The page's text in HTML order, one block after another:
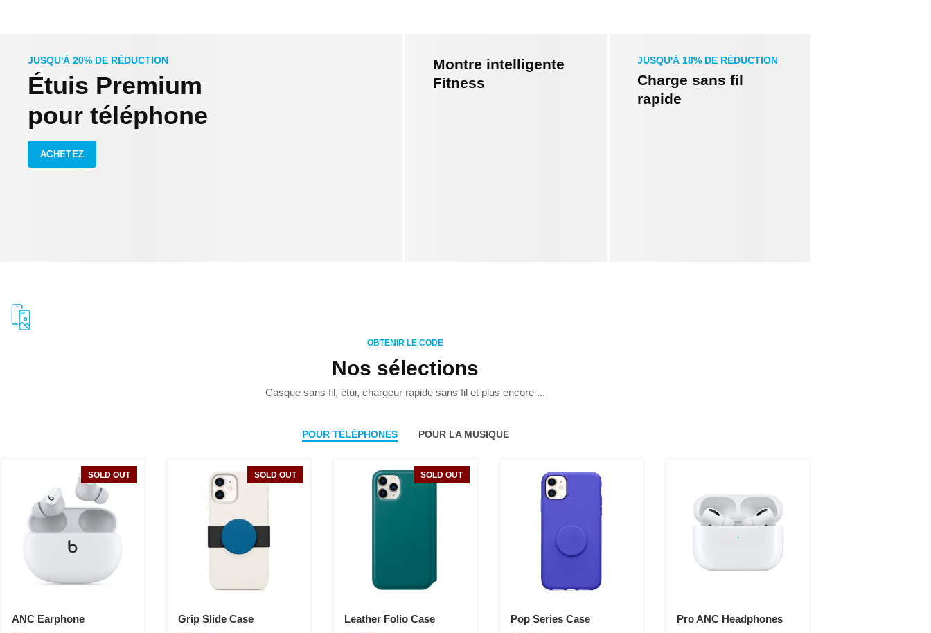
JUSQU'À 20% DE RÉDUCTION
Étuis Premium
pour téléphone
ACHETEZ
Montre intelligente
Fitness
JUSQU'À 18% DE RÉDUCTION
Charge sans fil
rapide
OBTENIR LE CODE
Nos sélections
Casque sans fil, étui, chargeur rapide sans fil et plus encore ...
POUR TÉLÉPHONES POUR LA MUSIQUE
SOLD OUT
ANC Earphone
SOLD OUT
Grip Slide Case
SOLD OUT
Leather Folio Case Pop Series Case Pro ANC Headphones